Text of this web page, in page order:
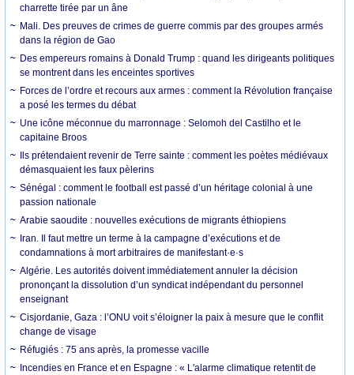
charrette tirée par un âne
Mali. Des preuves de crimes de guerre commis par des groupes armés
dans la région de Gao
Des empereurs romains à Donald Trump : quand les dirigeants politiques
se montrent dans les enceintes sportives
Forces de l’ordre et recours aux armes : comment la Révolution française
a posé les termes du débat
Une icône méconnue du marronnage : Selomoh del Castilho et le
capitaine Broos
Ils prétendaient revenir de Terre sainte : comment les poètes médiévaux
démasquaient les faux pèlerins
Sénégal : comment le football est passé d’un héritage colonial à une
passion nationale
Arabie saoudite : nouvelles exécutions de migrants éthiopiens
Iran. Il faut mettre un terme à la campagne d’exécutions et de
condamnations à mort arbitraires de manifestant·e·s
Algérie. Les autorités doivent immédiatement annuler la décision
prononçant la dissolution d’un syndicat indépendant du personnel
enseignant
Cisjordanie, Gaza : l’ONU voit s’éloigner la paix à mesure que le conflit
change de visage
Réfugiés : 75 ans après, la promesse vacille
Incendies en France et en Espagne : « L'alarme climatique retentit de